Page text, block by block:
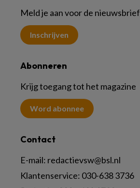
Meld je aan voor de nieuwsbrief
Inschrijven
Abonneren
Krijg toegang tot het magazine
Word abonnee
Contact
E-mail: redactievsw@bsl.nl
Klantenservice: 030-638 3736